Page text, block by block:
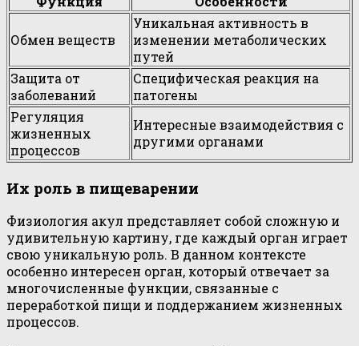
Обмен веществ
Уникальная активность в
изменении метаболических
путей
Защита от
заболеваний
Специфическая реакция на
патогены
Регуляция
жизненных
процессов
Интересные взаимодействия с
другими органами
Их роль в пищеварении
Физиология акул представляет собой сложную и
удивительную картину, где каждый орган играет
свою уникальную роль. В данном контексте
особенно интересен орган, который отвечает за
многочисленные функции, связанные с
переработкой пищи и поддержанием жизненных
процессов.